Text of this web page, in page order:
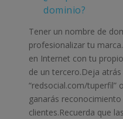
dominio?
Tener un nombre de
profesionalizar tu
en Internet con tu
de un tercero.Deja
“redsocial.com/tuperfil”
ganarás
clientes.Recuerda que